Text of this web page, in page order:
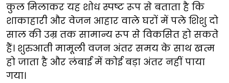
कुल मिलाकर यह शोध स्पष्ट रूप से बताता है कि
शाकाहारी और वेजन आहार वाले घरों में पले शिशु दो
साल की उम्र तक सामान्य रूप से विकसित हो सकते
हैं। शुरुआती मामूली वजन अंतर समय के साथ खत्म
हो जाता है और लंबाई में कोई बड़ा अंतर नहीं पाया
गया।